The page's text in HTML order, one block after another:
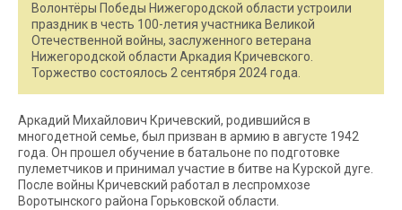
Волонтёры Победы Нижегородской области устроили
праздник в честь 100-летия участника Великой
Отечественной войны, заслуженного ветерана
Нижегородской области Аркадия Кричевского.
Торжество состоялось 2 сентября 2024 года.
Аркадий Михайлович Кричевский, родившийся в
многодетной семье, был призван в армию в августе 1942
года. Он прошел обучение в батальоне по подготовке
пулеметчиков и принимал участие в битве на Курской дуге.
После войны Кричевский работал в леспромхозе
Воротынского района Горьковской области.